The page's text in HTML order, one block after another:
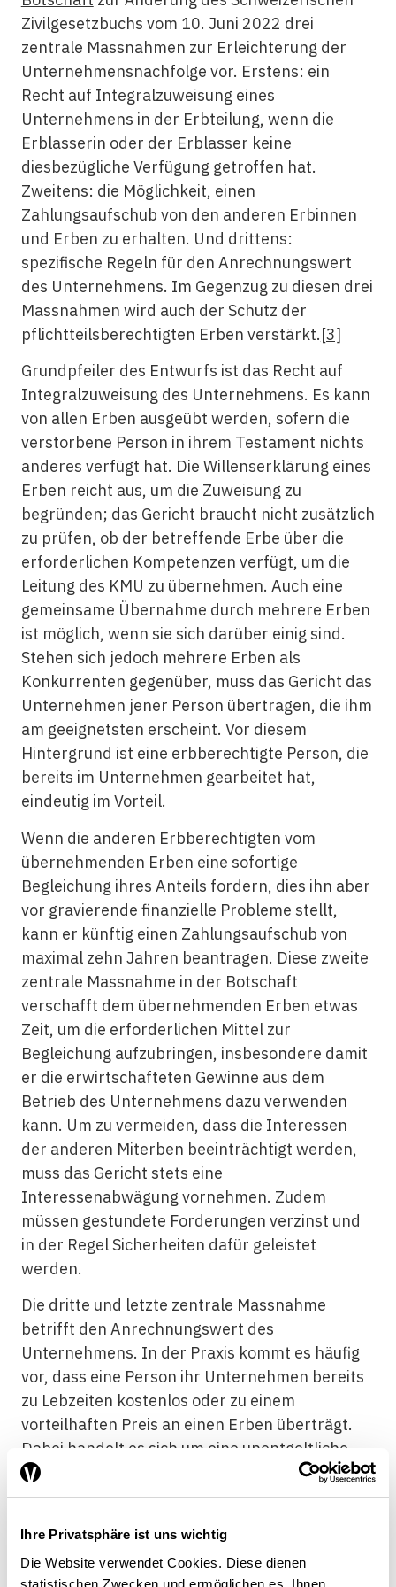
Ihre Privatsphäre ist uns wichtig
Die Website verwendet Cookies. Diese dienen
statistischen Zwecken und ermöglichen es, Ihnen
Zivilgesetzbuchs vom 10. Juni 2022 drei
zentrale Massnahmen zur Erleichterung der
Unternehmensnachfolge vor. Erstens: ein
Recht auf Integralzuweisung eines
Unternehmens in der Erbteilung, wenn die
Erblasserin oder der Erblasser keine
diesbezügliche Verfügung getroffen hat.
Zweitens: die Möglichkeit, einen
Zahlungsaufschub von den anderen Erbinnen
und Erben zu erhalten. Und drittens:
spezifische Regeln für den Anrechnungswert
des Unternehmens. Im Gegenzug zu diesen drei
Massnahmen wird auch der Schutz der
pflichtteilsberechtigten Erben verstärkt.[3]
Grundpfeiler des Entwurfs ist das Recht auf
Integralzuweisung des Unternehmens. Es kann
von allen Erben ausgeübt werden, sofern die
verstorbene Person in ihrem Testament nichts
anderes verfügt hat. Die Willenserklärung eines
Erben reicht aus, um die Zuweisung zu
begründen; das Gericht braucht nicht zusätzlich
zu prüfen, ob der betreffende Erbe über die
erforderlichen Kompetenzen verfügt, um die
Leitung des KMU zu übernehmen. Auch eine
gemeinsame Übernahme durch mehrere Erben
ist möglich, wenn sie sich darüber einig sind.
Stehen sich jedoch mehrere Erben als
Konkurrenten gegenüber, muss das Gericht das
Unternehmen jener Person übertragen, die ihm
am geeignetsten erscheint. Vor diesem
Hintergrund ist eine erbberechtigte Person, die
bereits im Unternehmen gearbeitet hat,
eindeutig im Vorteil.
Wenn die anderen Erbberechtigten vom
übernehmenden Erben eine sofortige
Begleichung ihres Anteils fordern, dies ihn aber
vor gravierende finanzielle Probleme stellt,
kann er künftig einen Zahlungsaufschub von
maximal zehn Jahren beantragen. Diese zweite
zentrale Massnahme in der Botschaft
verschafft dem übernehmenden Erben etwas
Zeit, um die erforderlichen Mittel zur
Begleichung aufzubringen, insbesondere damit
er die erwirtschafteten Gewinne aus dem
Betrieb des Unternehmens dazu verwenden
kann. Um zu vermeiden, dass die Interessen
der anderen Miterben beeinträchtigt werden,
muss das Gericht stets eine
Interessenabwägung vornehmen. Zudem
müssen gestundete Forderungen verzinst und
in der Regel Sicherheiten dafür geleistet
werden.
Die dritte und letzte zentrale Massnahme
betrifft den Anrechnungswert des
Unternehmens. In der Praxis kommt es häufig
vor, dass eine Person ihr Unternehmen bereits
zu Lebzeiten kostenlos oder zu einem
vorteilhaften Preis an einen Erben überträgt.
Dabei handelt es sich um eine unentgeltliche
Zuwendung, die der Begünstigte in den
Nachlass einwerfen muss. Nach geltendem
Wertermittlung des Unternehmens der
Todestag. Falls sich der Wert zwischen dem